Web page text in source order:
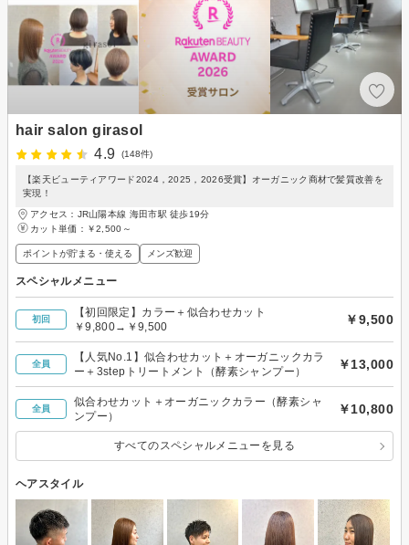
hair salon girasol
4.9
(148件)
【楽天ビューティアワード2024，2025，2026受賞】オーガニック商材で髪質改善を
実現！
アクセス：JR山陽本線 海田市駅 徒歩19分
カット単価： ￥2,500～
ポイントが貯まる・使える メンズ歓迎
スペシャルメニュー
初回
【初回限定】カラー＋似合わせカット
￥9,800→￥9,500
￥9,500
全員
【人気No.1】似合わせカット＋オーガニックカラ
ー＋3stepトリートメント（酵素シャンプー）
￥13,000
全員
似合わせカット＋オーガニックカラー（酵素シャ
ンプー）
￥10,800
すべてのスペシャルメニューを見る
ヘアスタイル